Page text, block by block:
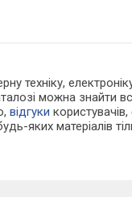
техніку,
можна знайти
відгуки користувачів,
яких матеріалів